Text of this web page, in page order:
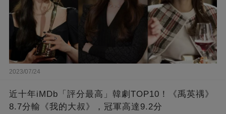
2023/07/24
近十年iMDb「評分最高」韓劇TOP10！《禹英禑》
8.7分輸《我的大叔》，冠軍高達9.2分